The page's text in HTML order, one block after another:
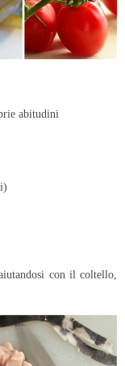
abitudini
con il coltello,